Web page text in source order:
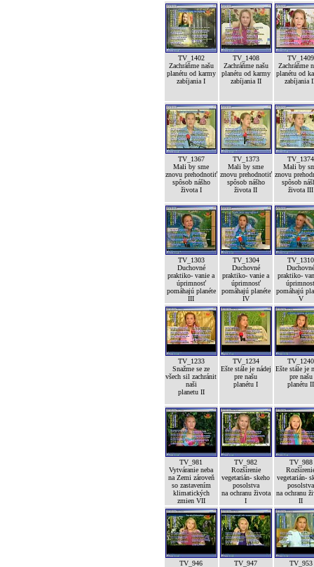
TV_1402
Zachráňme našu
planétu od karmy
zabíjania I
TV_1408
Zachráňme našu
planétu od karmy
zabíjania II
TV_1409
Zachráňme
planétu od
zabíjania
TV_1367
Mali by sme
znovu prehodnotiť
spôsob nášho
života I
TV_1373
Mali by sme
znovu prehodnotiť
spôsob nášho
života II
TV_1374
Mali by
znovu
spôsob
života III
TV_1303
Duchovné
praktiko- vanie a
úprimnosť
pomáhajú planéte
III
TV_1304
Duchovné
praktiko- vanie a
úprimnosť
pomáhajú planéte
IV
TV_1310
praktiko-
pomáhajú
V
TV_1233
Snažme se ze
všech sil zachránit
naši
planetu II
TV_1234
Ešte stále je nádej
pre našu
planétu I
TV_1240
Ešte stále je
pre našu
planétu II
TV_981
Vytváranie neba
na Zemi zároveň
so zastavením
klimatických
zmien VII
TV_982
Rozšírenie
vegetarián- skeho
posolstva
na ochranu života
I
TV_988
vegetarián-
posolstva
na ochranu
II
TV_946 TV_947 TV_953